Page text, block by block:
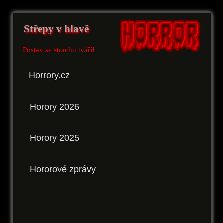
Střepy v hlavě
Postav se strachu tváří!
Horrory.cz
Horory 2026
Horory 2025
Hororové zprávy